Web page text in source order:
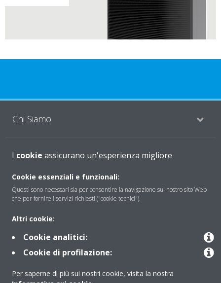
Chi Siamo
Soluzioni
Contattaci
Periodo di supporto definito
Politica di segnalazione e divulgazione delle vulnerabilità del
Gruppo Daikin Europe
I cookie assicurano un'esperienza migliore
Cookie essenziali e funzionali:
Questi sono necessari sia per consentire la navigazione sul nostro sito Web
che per fornire i servizi richiesti ("cookie tecnici").
Altri cookie:
Cookie analitici:
Cookie di profilazione:
Per saperne di più sui nostri cookie, visita la nostra